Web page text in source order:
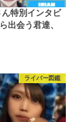
ん特別インタビ
出会う君達、
ライバー図鑑